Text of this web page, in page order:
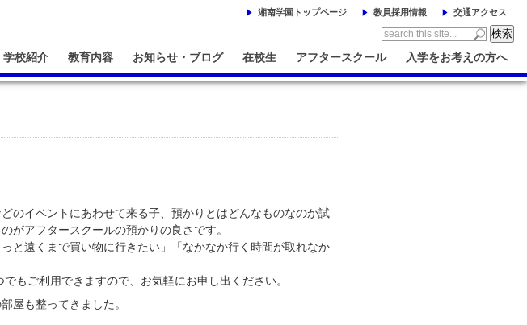
湘南学園トップページ 教員採用情報 交通アクセス
学校紹介 教育内容 お知らせ・ブログ 在校生 アフタースクール 入学をお考えの方へ
のイベントにあわせて来る子、預かりとはどんなものなのか試
がアフタースクールの預かりの良さです。
と遠くまで買い物に行きたい」「なかなか行く時間が取れなか
もご利用できますので、お気軽にお申し出ください。
屋も整ってきました。